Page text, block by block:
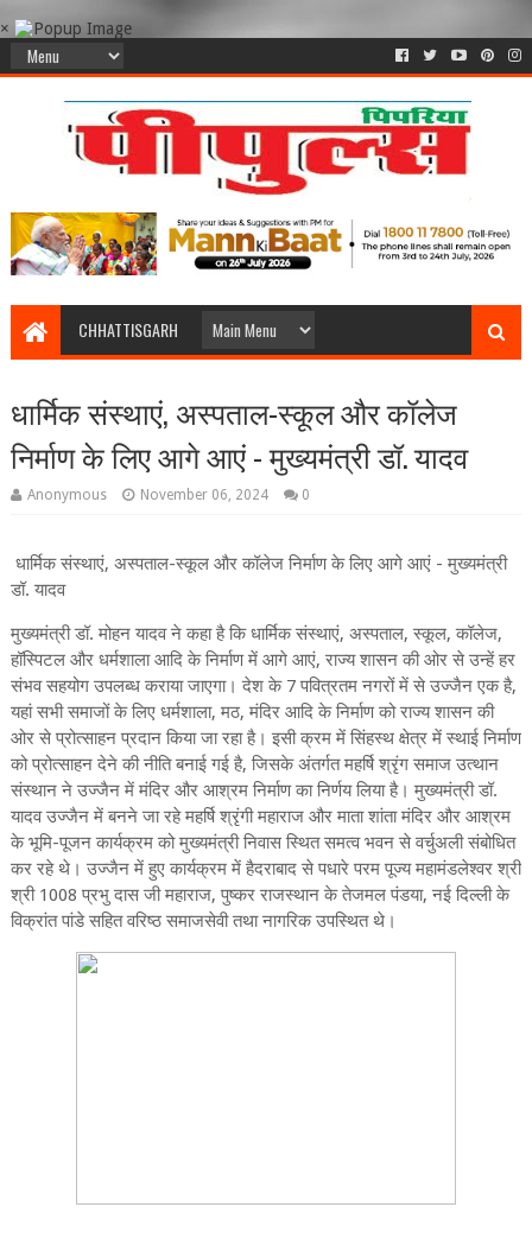
×
CHHATTISGARH
धार्मिक संस्थाएं, अस्पताल-स्कूल और कॉलेज
निर्माण के लिए आगे आएं - मुख्यमंत्री डॉ. यादव
Anonymous November 06, 2024 0
धार्मिक संस्थाएं, अस्पताल-स्कूल और कॉलेज निर्माण के लिए आगे आएं - मुख्यमंत्री
डॉ. यादव
मुख्यमंत्री डॉ. मोहन यादव ने कहा है कि धार्मिक संस्थाएं, अस्पताल, स्कूल, कॉलेज,
हॉस्पिटल और धर्मशाला आदि के निर्माण में आगे आएं, राज्य शासन की ओर से उन्हें हर
संभव सहयोग उपलब्ध कराया जाएगा। देश के 7 पवित्रतम नगरों में से उज्जैन एक है,
यहां सभी समाजों के लिए धर्मशाला, मठ, मंदिर आदि के निर्माण को राज्य शासन की
ओर से प्रोत्साहन प्रदान किया जा रहा है। इसी क्रम में सिंहस्थ क्षेत्र में स्थाई निर्माण
को प्रोत्साहन देने की नीति बनाई गई है, जिसके अंतर्गत महर्षि श्रृंग समाज उत्थान
संस्थान ने उज्जैन में मंदिर और आश्रम निर्माण का निर्णय लिया है। मुख्यमंत्री डॉ.
यादव उज्जैन में बनने जा रहे महर्षि श्रृंगी महाराज और माता शांता मंदिर और आश्रम
के भूमि-पूजन कार्यक्रम को मुख्यमंत्री निवास स्थित समत्व भवन से वर्चुअली संबोधित
कर रहे थे। उज्जैन में हुए कार्यक्रम में हैदराबाद से पधारे परम पूज्य महामंडलेश्वर श्री
श्री 1008 प्रभु दास जी महाराज, पुष्कर राजस्थान के तेजमल पंडया, नई दिल्ली के
विक्रांत पांडे सहित वरिष्ठ समाजसेवी तथा नागरिक उपस्थित थे।